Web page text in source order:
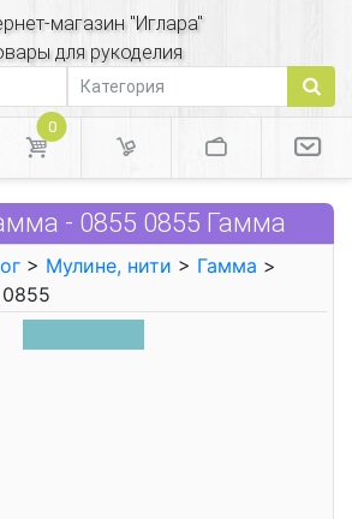
магазин "Иглара"
для рукоделия
0
- 0855 0855 Гамма
> Мулине, нити > Гамма >